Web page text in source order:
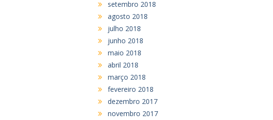
setembro 2018
agosto 2018
julho 2018
junho 2018
maio 2018
abril 2018
março 2018
fevereiro 2018
dezembro 2017
novembro 2017